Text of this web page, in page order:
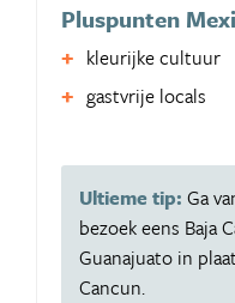
Pluspunten
kleurijke cultuur
gastvrije locals
Ultieme tip: Ga
bezoek eens Baja
Guanajuato in
Cancun.